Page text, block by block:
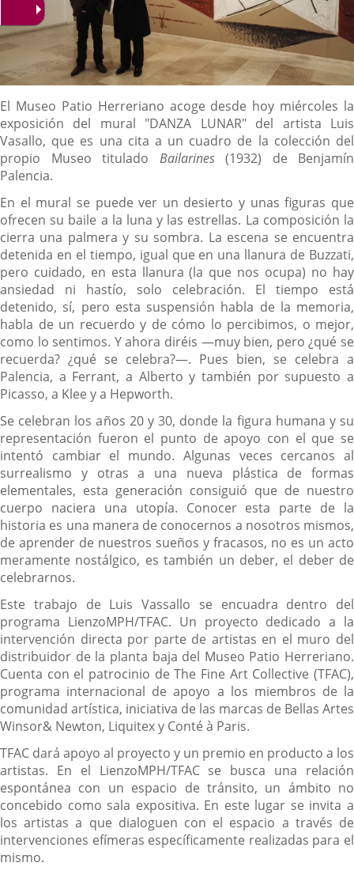
Descripción
El Museo Patio Herreriano acoge desde hoy miércoles la
exposición del mural "DANZA LUNAR" del artista Luis
Vasallo, que es una cita a un cuadro de la colección del
propio Museo titulado Bailarines (1932) de Benjamín
Palencia.
En el mural se puede ver un desierto y unas figuras que
ofrecen su baile a la luna y las estrellas. La composición la
cierra una palmera y su sombra. La escena se encuentra
detenida en el tiempo, igual que en una llanura de Buzzati,
pero cuidado, en esta llanura (la que nos ocupa) no hay
ansiedad ni hastío, solo celebración. El tiempo está
detenido, sí, pero esta suspensión habla de la memoria,
habla de un recuerdo y de cómo lo percibimos, o mejor,
como lo sentimos. Y ahora diréis —muy bien, pero ¿qué se
recuerda? ¿qué se celebra?—. Pues bien, se celebra a
Palencia, a Ferrant, a Alberto y también por supuesto a
Picasso, a Klee y a Hepworth.
Se celebran los años 20 y 30, donde la figura humana y su
representación fueron el punto de apoyo con el que se
intentó cambiar el mundo. Algunas veces cercanos al
surrealismo y otras a una nueva plástica de formas
elementales, esta generación consiguió que de nuestro
cuerpo naciera una utopía. Conocer esta parte de la
historia es una manera de conocernos a nosotros mismos,
de aprender de nuestros sueños y fracasos, no es un acto
meramente nostálgico, es también un deber, el deber de
celebrarnos.
Este trabajo de Luis Vassallo se encuadra dentro del
programa LienzoMPH/TFAC. Un proyecto dedicado a la
intervención directa por parte de artistas en el muro del
distribuidor de la planta baja del Museo Patio Herreriano.
Cuenta con el patrocinio de The Fine Art Collective (TFAC),
programa internacional de apoyo a los miembros de la
comunidad artística, iniciativa de las marcas de Bellas Artes
Winsor& Newton, Liquitex y Conté à Paris.
TFAC dará apoyo al proyecto y un premio en producto a los
artistas. En el LienzoMPH/TFAC se busca una relación
espontánea con un espacio de tránsito, un ámbito no
concebido como sala expositiva. En este lugar se invita a
los artistas a que dialoguen con el espacio a través de
intervenciones efímeras específicamente realizadas para el
mismo.